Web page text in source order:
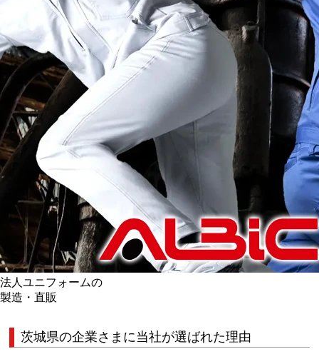
法人ユニフォームの
製造・直販
茨城県の企業さまに当社が選ばれた理由